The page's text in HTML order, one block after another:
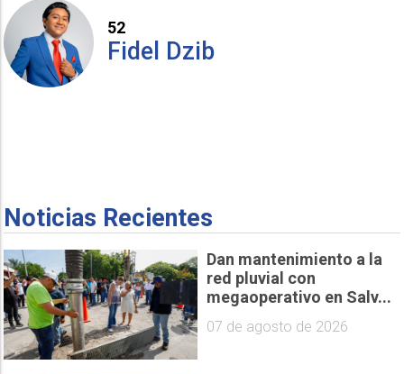
52
Fidel Dzib
Noticias Recientes
Dan mantenimiento a la
red pluvial con
megaoperativo en Salv...
07 de agosto de 2026